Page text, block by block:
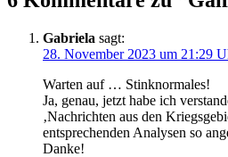
Gabriela sagt:
28. November 2023 um 21:29
Warten auf … Stinknormales!
Ja, genau, jetzt habe ich
‚Nachrichten aus den
entsprechenden Analysen so
Danke!